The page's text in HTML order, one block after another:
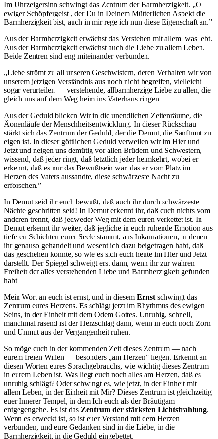
Im Uhrzeigersinn schwingt das Zentrum der Barmherzigkeit. „O
ewiger Schöpfergeist , der Du in Deinem Mütterlichen Aspekt die
Barmherzigkeit bist, auch in mir rege ich nun diese Eigenschaft an.”
Aus der Barmherzigkeit erwächst das Verstehen mit allem, was lebt.
Aus der Barmherzigkeit erwächst auch die Liebe zu allem Leben.
Beide Zentren sind eng miteinander verbunden.
„Liebe strömt zu all unseren Geschwistern, deren Verhalten wir von
unserem jetzigen Verständnis aus noch nicht begreifen, vielleicht
sogar verurteilen — verstehende, allbarmherzige Liebe zu allen, die
gleich uns auf dem Weg heim ins Vaterhaus ringen.
Aus der Geduld blicken Wir in die unendlichen Zeitenräume, die
Äonenläufe der Menschheitsentwicklung. In dieser Rückschau
stärkt sich das Zentrum der Geduld, der die Demut, die Sanftmut zu
eigen ist. In dieser göttlichen Geduld verweilen wir im Hier und
Jetzt und neigen uns demütig vor allen Brüdern und Schwestern,
wissend, daß jeder ringt, daß letztlich jeder heimkehrt, wobei er
erkennt, daß es nur das Bewußtsein war, das er vom Platz im
Herzen des Vaters aussandte, diese schwärzeste Nacht zu
erforschen.”
In Demut seid ihr euch bewußt, daß auch ihr durch schwärzeste
Nächte geschritten seid! In Demut erkennt ihr, daß euch nichts vom
anderen trennt, daß jedweder Weg mit dem euren verkettet ist. In
Demut erkennt ihr weiter, daß jegliche in euch ruhende Emotion aus
tieferen Schichten eurer Seele stammt, aus Inkarnationen, in denen
ihr genauso gehandelt und wesentlich dazu beigetragen habt, daß
das geschehen konnte, so wie es sich euch heute im Hier und Jetzt
darstellt. Der Spiegel schweigt erst dann, wenn ihr zur wahren
Freiheit der alles verstehenden Liebe und Barmherzigkeit gefunden
habt.
Mein Wort an euch ist ernst, und in diesem Ernst schwingt das
Zentrum eures Herzens. Es schlägt jetzt im Rhythmus des ewigen
Seins, in der Einheit mit dem Odem Gottes. Unruhig, schnell,
manchmal rasend ist der Herzschlag dann, wenn in euch noch Zorn
und Unmut aus der Vergangenheit ruhen.
So möge euch in der kommenden Zeit dieses Zentrum — nach
eurem freien Willen — besonders „am Herzen” liegen. Erkennt an
diesen Worten eures Sprachgebrauchs, wie wichtig dieses Zentrum
in eurem Leben ist. Was liegt euch noch alles am Herzen, daß es
unruhig schlägt? Oder schwingt es, wie jetzt, in der Einheit mit
allem Leben, in der Einheit mit Mir? Dieses Zentrum ist gleichzeitig
euer Innerer Tempel, in dem Ich euch als der Bräutigam
entgegengehe. Es ist das Zentrum der stärksten Lichtstrahlung.
Wenn es erweckt ist, so ist euer Verstand mit dem Herzen
verbunden, und eure Gedanken sind in die Liebe, in die
Barmherzigkeit, in die Geduld eingebettet.